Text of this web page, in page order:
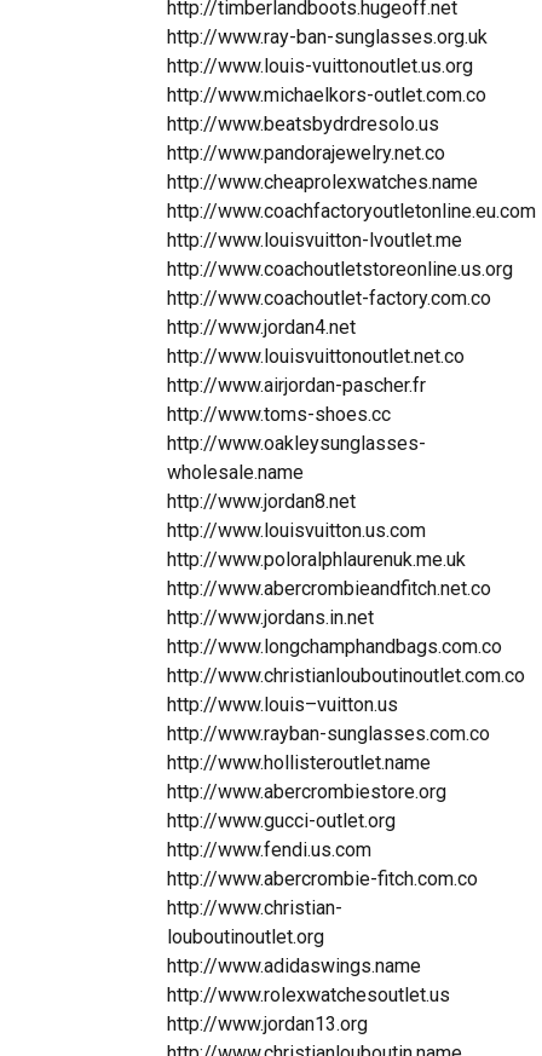
http://timberlandboots.hugeoff.net
http://www.ray-ban-sunglasses.org.uk
http://www.louis-vuittonoutlet.us.org
http://www.michaelkors-outlet.com.co
http://www.beatsbydrdresolo.us
http://www.pandorajewelry.net.co
http://www.cheaprolexwatches.name
http://www.coachfactoryoutletonline.eu.com
http://www.louisvuitton-lvoutlet.me
http://www.coachoutletstoreonline.us.org
http://www.coachoutlet-factory.com.co
http://www.jordan4.net
http://www.louisvuittonoutlet.net.co
http://www.airjordan-pascher.fr
http://www.toms-shoes.cc
http://www.oakleysunglasses-
wholesale.name
http://www.jordan8.net
http://www.louisvuitton.us.com
http://www.poloralphlaurenuk.me.uk
http://www.abercrombieandfitch.net.co
http://www.jordans.in.net
http://www.longchamphandbags.com.co
http://www.christianlouboutinoutlet.com.co
http://www.louis–vuitton.us
http://www.rayban-sunglasses.com.co
http://www.hollisteroutlet.name
http://www.abercrombiestore.org
http://www.gucci-outlet.org
http://www.fendi.us.com
http://www.abercrombie-fitch.com.co
http://www.christian-
louboutinoutlet.org
http://www.adidaswings.name
http://www.rolexwatchesoutlet.us
http://www.jordan13.org